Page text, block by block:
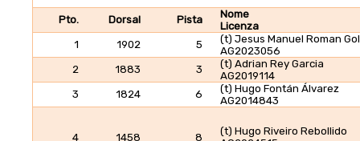
Pto. Dorsal Pista
Nome
Licenza
1
1902 5
(t) Jesus Manuel Roman
AG2023056
2
1883 3
(t) Adrian Rey Garcia
AG2019114
3
1824 6
(t) Hugo Fontán Álvarez
AG2014843
4 1458 8
(t) Hugo Riveiro Rebollido